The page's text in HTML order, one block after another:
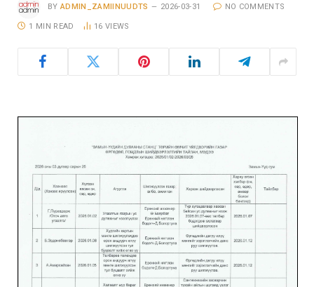
BY ADMIN_ZAMIINUUDTS 2026-03-31 NO COMMENTS
1 MIN READ 16 VIEWS